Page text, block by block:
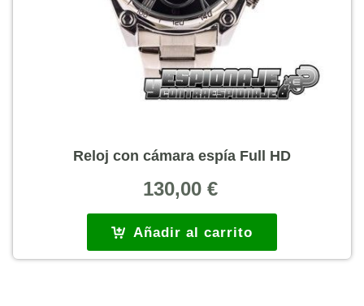
Reloj con cámara espía Full HD
130,00 €
Añadir al carrito